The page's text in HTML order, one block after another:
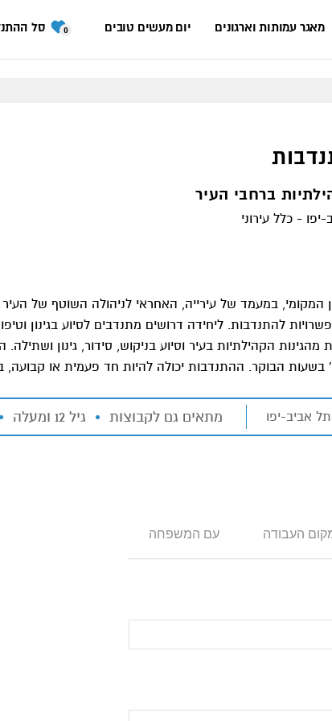
מאגר עמותות וארגונים יום מעשים טובים 0 סל
ברחבי העיר
- כלל עירוני
המקומי, במעמד של עירייה, האחראי לניהולה השוטף של
להתנדבות. ליחידה דרושים מתנדבים לסיוע בגינון
הקהילתיות בעיר וסיוע בניקוש, סידור, גינון
בשעות הבוקר. ההתנדבות יכולה להיות חד פעמית או
מיקום:
תל אביב-יפו מתאים גם לקבוצות גיל 12 ומעלה
העבודה עם המשפחה